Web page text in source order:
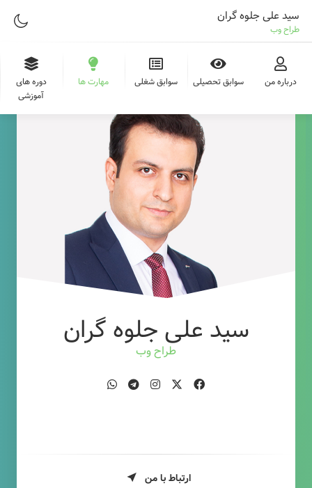
سید علی جلوه گران
طراح وب
درباره من سوابق تحصیلی سوابق شغلی مهارت ها
دوره های
آموزشی
سید علی جلوه گران
طراح وب
ارتباط با من